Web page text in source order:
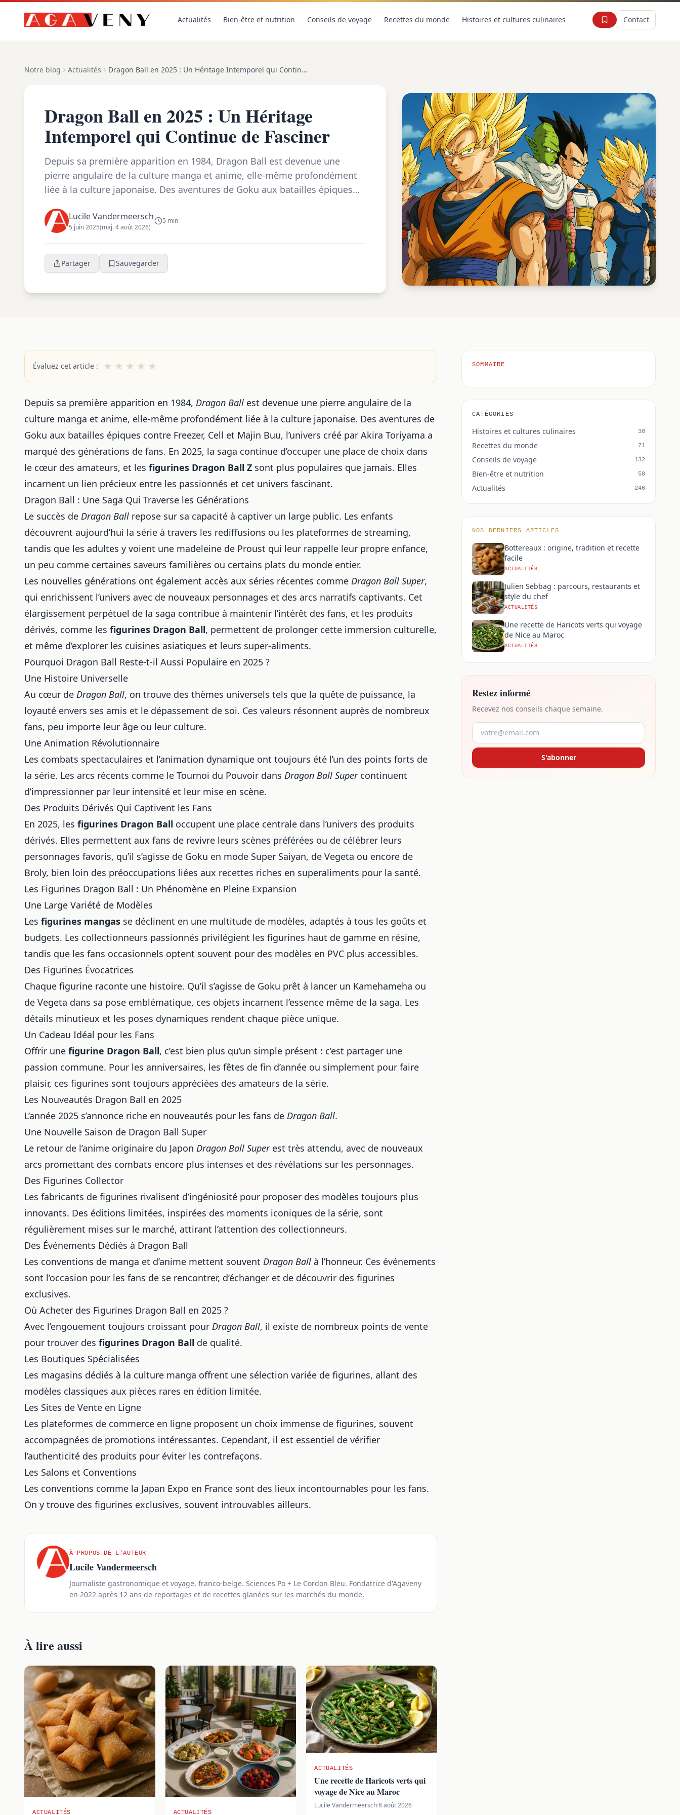
Actualités Bien-être et nutrition Conseils de voyage Recettes du monde Histoires et cultures culinaires Contact
Notre blog Actualités Dragon Ball en 2025 : Un Héritage Intemporel qui Continue de Fasciner
Dragon Ball en 2025 : Un Héritage
Intemporel qui Continue de Fasciner
Depuis sa première apparition en 1984, Dragon Ball est devenue une
pierre angulaire de la culture manga et anime, elle-même profondément
liée à la culture japonaise. Des aventures de Goku aux batailles épiques
Lucile Vandermeersch
5 juin 2025(maj. 4 août 2026)
5 min
Partager Sauvegarder
Évaluez cet article : ★ ★ ★ ★ ★
Depuis sa première apparition en 1984, Dragon Ball est devenue une pierre angulaire de la
culture manga et anime, elle-même profondément liée à la culture japonaise. Des aventures de
Goku aux batailles épiques contre Freezer, Cell et Majin Buu, l’univers créé par Akira Toriyama a
marqué des générations de fans. En 2025, la saga continue d’occuper une place de choix dans
le cœur des amateurs, et les figurines Dragon Ball Z sont plus populaires que jamais. Elles
incarnent un lien précieux entre les passionnés et cet univers fascinant.
Dragon Ball : Une Saga Qui Traverse les Générations
Le succès de Dragon Ball repose sur sa capacité à captiver un large public. Les enfants
découvrent aujourd’hui la série à travers les rediffusions ou les plateformes de streaming,
tandis que les adultes y voient une madeleine de Proust qui leur rappelle leur propre enfance,
un peu comme certaines saveurs familières ou certains plats du monde entier.
Les nouvelles générations ont également accès aux séries récentes comme Dragon Ball Super,
qui enrichissent l’univers avec de nouveaux personnages et des arcs narratifs captivants. Cet
élargissement perpétuel de la saga contribue à maintenir l’intérêt des fans, et les produits
dérivés, comme les figurines Dragon Ball, permettent de prolonger cette immersion culturelle,
et même d’explorer les cuisines asiatiques et leurs super-aliments.
Pourquoi Dragon Ball Reste-t-il Aussi Populaire en 2025 ?
Une Histoire Universelle
Au cœur de Dragon Ball, on trouve des thèmes universels tels que la quête de puissance, la
loyauté envers ses amis et le dépassement de soi. Ces valeurs résonnent auprès de nombreux
fans, peu importe leur âge ou leur culture.
Une Animation Révolutionnaire
Les combats spectaculaires et l’animation dynamique ont toujours été l’un des points forts de
la série. Les arcs récents comme le Tournoi du Pouvoir dans Dragon Ball Supercontinuent
d’impressionner par leur intensité et leur mise en scène.
Des Produits Dérivés Qui Captivent les Fans
En 2025, les figurines Dragon Ball occupent une place centrale dans l’univers des produits
dérivés. Elles permettent aux fans de revivre leurs scènes préférées ou de célébrer leurs
personnages favoris, qu’il s’agisse de Goku en mode Super Saiyan, de Vegeta ou encore de
Broly, bien loin des préoccupations liées aux recettes riches en superaliments pour la santé.
Les Figurines Dragon Ball : Un Phénomène en Pleine Expansion
Une Large Variété de Modèles
Les figurines mangas se déclinent en une multitude de modèles, adaptés à tous les goûts et
budgets. Les collectionneurs passionnés privilégient les figurines haut de gamme en résine,
tandis que les fans occasionnels optent souvent pour des modèles en PVC plus accessibles.
Des Figurines Évocatrices
Chaque figurine raconte une histoire. Qu’il s’agisse de Goku prêt à lancer un Kamehameha ou
de Vegeta dans sa pose emblématique, ces objets incarnent l’essence même de la saga. Les
détails minutieux et les poses dynamiques rendent chaque pièce unique.
Un Cadeau Idéal pour les Fans
Offrir une figurine Dragon Ball, c’est bien plus qu’un simple présent : c’est partager une
passion commune. Pour les anniversaires, les fêtes de fin d’année ou simplement pour faire
plaisir, ces figurines sont toujours appréciées des amateurs de la série.
Les Nouveautés Dragon Ball en 2025
L’année 2025 s’annonce riche en nouveautés pour les fans de Dragon Ball.
Une Nouvelle Saison de Dragon Ball Super
Le retour de l’anime originaire du Japon Dragon Ball Superest très attendu, avec de nouveaux
arcs promettant des combats encore plus intenses et des révélations sur les personnages.
Des Figurines Collector
Les fabricants de figurines rivalisent d’ingéniosité pour proposer des modèles toujours plus
innovants. Des éditions limitées, inspirées des moments iconiques de la série, sont
régulièrement mises sur le marché, attirant l’attention des collectionneurs.
Des Événements Dédiés à Dragon Ball
Les conventions de manga et d’anime mettent souvent Dragon Ball à l’honneur. Ces événements
sont l’occasion pour les fans de se rencontrer, d’échanger et de découvrir des figurines
exclusives.
Où Acheter des Figurines Dragon Ball en 2025 ?
Avec l’engouement toujours croissant pour Dragon Ball, il existe de nombreux points de vente
pour trouver des figurines Dragon Ball de qualité.
Les Boutiques Spécialisées
Les magasins dédiés à la culture manga offrent une sélection variée de figurines, allant des
modèles classiques aux pièces rares en édition limitée.
Les Sites de Vente en Ligne
Les plateformes de commerce en ligne proposent un choix immense de figurines, souvent
accompagnées de promotions intéressantes. Cependant, il est essentiel de vérifier
l’authenticité des produits pour éviter les contrefaçons.
Les Salons et Conventions
Les conventions comme la Japan Expo en France sont des lieux incontournables pour les fans.
On y trouve des figurines exclusives, souvent introuvables ailleurs.
À PROPOS DE L'AUTEUR
Lucile Vandermeersch
Journaliste gastronomique et voyage, franco-belge. Sciences Po + Le Cordon Bleu. Fondatrice d'Agaveny
en 2022 après 12 ans de reportages et de recettes glanées sur les marchés du monde.
À lire aussi
ACTUALITÉS ACTUALITÉS
ACTUALITÉS
Une recette de Haricots verts qui
voyage de Nice au Maroc
Lucile Vandermeersch·8 août 2026
SOMMAIRE
CATÉGORIES
Histoires et cultures culinaires 30
Recettes du monde 71
Conseils de voyage 132
Bien-être et nutrition 58
Actualités 246
NOS DERNIERS ARTICLES
Bottereaux : origine, tradition et recette
facile
ACTUALITÉS
Julien Sebbag : parcours, restaurants et
style du chef
ACTUALITÉS
Une recette de Haricots verts qui voyage
de Nice au Maroc
ACTUALITÉS
Restez informé
Recevez nos conseils chaque semaine.
S'abonner